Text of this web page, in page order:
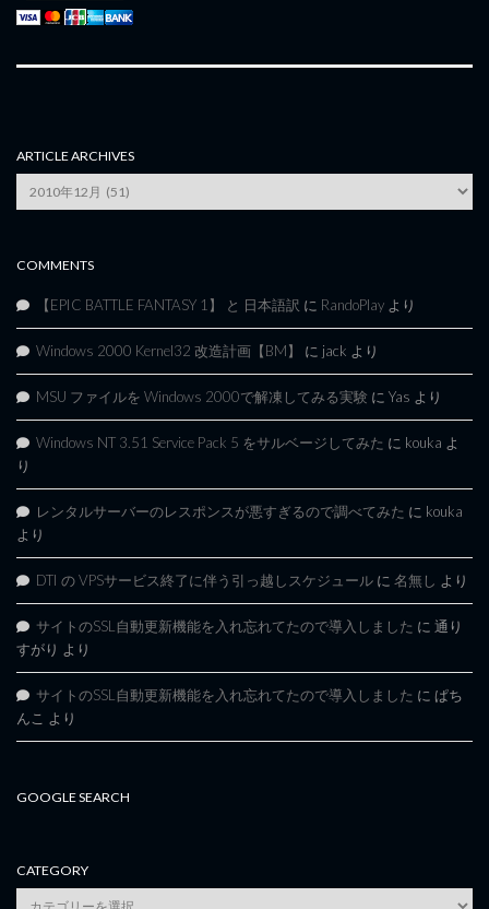
ARTICLE ARCHIVES
Archives
COMMENTS
【EPIC BATTLE FANTASY 1】 と 日本語訳 に RandoPlay より
Windows 2000 Kernel32 改造計画【BM】 に jack より
MSU ファイルを Windows 2000で解凍してみる実験 に Yas より
Windows NT 3.51 Service Pack 5 をサルベージしてみた に kouka よ
り
レンタルサーバーのレスポンスが悪すぎるので調べてみた に kouka
より
DTI の VPSサービス終了に伴う引っ越しスケジュール に 名無し より
サイトのSSL自動更新機能を入れ忘れてたので導入しました に 通り
すがり より
サイトのSSL自動更新機能を入れ忘れてたので導入しました に ぱち
んこ より
GOOGLE SEARCH
CATEGORY
category